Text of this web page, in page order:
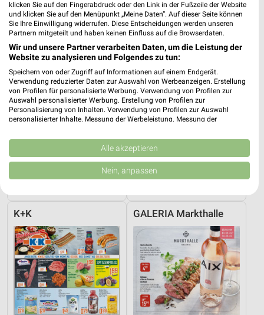
0,3 km 0,8 km
Angebote ab 03.08.
K+K GALERIA Markthalle
klicken Sie auf den Fingerabdruck oder den Link in der Fußzeile der Website
und klicken Sie auf den Menüpunkt „Meine Daten“. Auf dieser Seite können
Sie Ihre Einwilligung widerrufen. Diese Entscheidungen werden unseren
Partnern mitgeteilt und haben keinen Einfluss auf die Browserdaten.
Wir und unsere Partner verarbeiten Daten, um die Leistung der
Website zu analysieren und Folgendes zu tun:
Speichern von oder Zugriff auf Informationen auf einem Endgerät.
Verwendung reduzierter Daten zur Auswahl von Werbeanzeigen. Erstellung
von Profilen für personalisierte Werbung. Verwendung von Profilen zur
Auswahl personalisierter Werbung. Erstellung von Profilen zur
Personalisierung von Inhalten. Verwendung von Profilen zur Auswahl
personalisierter Inhalte. Messung der Werbeleistung. Messung der
Kombinationen von Daten aus verschiedenen Quellen. Entwicklung und
Verbesserung der Angebote. Verwendung reduzierter Daten zur Auswahl
von Inhalten.
Daten können außerhalb der Europäischen Union weitergegeben und in die
USA gesendet werden.
Website/App.
Partnerliste anzeigen (1 IAB-Anbieter)
Wir nutzen Ihre Daten für folgende Zwecke:
IAB-Verarbeitungszwecke:
Speichern von oder Zugriff auf Informationen
auf einem Endgerät
Verwendung reduzierter Daten zur Auswahl von
Werbeanzeigen
Alle akzeptieren
Nein, anpassen